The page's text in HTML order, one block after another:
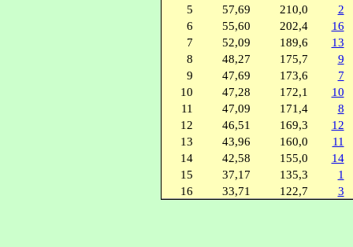
5
57,69 210,0
2
6
55,60 202,4
16
7
52,09 189,6
13
8
48,27 175,7
9
9
47,69 173,6
7
10
47,28 172,1
10
11
47,09 171,4
8
12
46,51 169,3
12
13
43,96 160,0
11
14
42,58 155,0
14
15
37,17 135,3
1
16
33,71 122,7 3